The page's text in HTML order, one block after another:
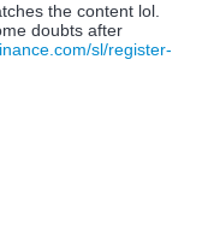
the content lol.
doubts after
sl/register-